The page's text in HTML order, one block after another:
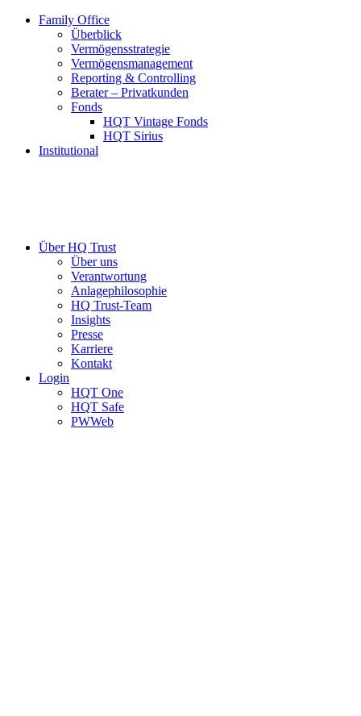
Family Office
Überblick
Vermögensstrategie
Vermögensmanagement
Reporting & Controlling
Berater – Privatkunden
Fonds
HQT Vintage Fonds
HQT Sirius
Institutional
Über HQ Trust
Über uns
Verantwortung
Anlagephilosophie
HQ Trust-Team
Insights
Presse
Karriere
Kontakt
Login
HQT One
HQT Safe
PWWeb